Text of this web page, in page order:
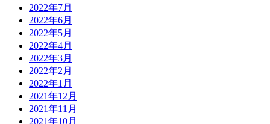
2022年7月
2022年6月
2022年5月
2022年4月
2022年3月
2022年2月
2022年1月
2021年12月
2021年11月
2021年10月